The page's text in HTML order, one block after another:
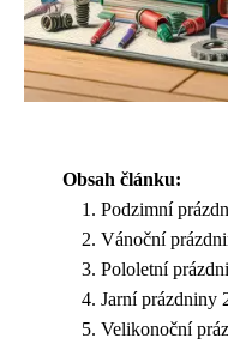
Obsah článku:
Podzimní
Vánoční
Pololetní
Jarní prázdniny
Velikonoční